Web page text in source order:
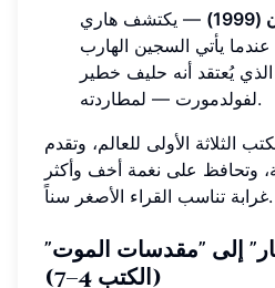
— يكتشف هاري
يأتي السجين الهارب
يُعتقد أنه حليف خطير
لفولدمورت — لمطاردته.
الثلاثة الأولى للعالم، وتقدم
وتحافظ على نغمة أخف وأكثر
غرابة تناسب القراء الأصغر سناً.
إلى "مقدسات الموت"
(الكتب 4–7)